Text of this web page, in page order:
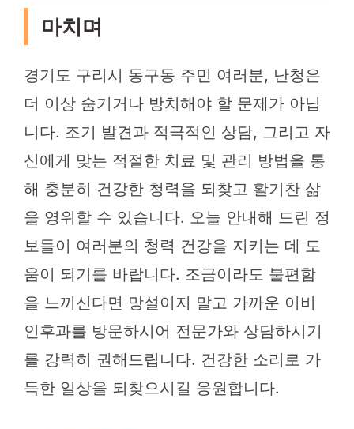
마치며
경기도 구리시 동구동 주민 여러분, 난청은
더 이상 숨기거나 방치해야 할 문제가 아닙
니다. 조기 발견과 적극적인 상담, 그리고 자
신에게 맞는 적절한 치료 및 관리 방법을 통
해 충분히 건강한 청력을 되찾고 활기찬 삶
을 영위할 수 있습니다. 오늘 안내해 드린 정
보들이 여러분의 청력 건강을 지키는 데 도
움이 되기를 바랍니다. 조금이라도 불편함
을 느끼신다면 망설이지 말고 가까운 이비
인후과를 방문하시어 전문가와 상담하시기
를 강력히 권해드립니다. 건강한 소리로 가
득한 일상을 되찾으시길 응원합니다.